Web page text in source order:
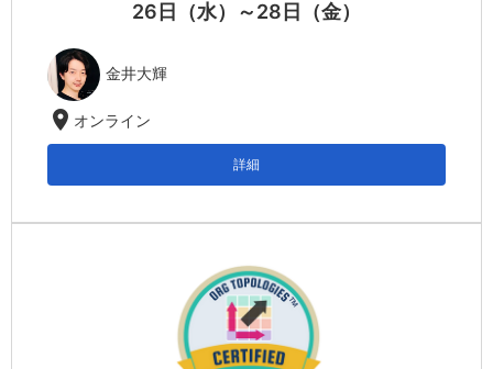
26日（水）～28日（金）
金井大輝
location_on オンライン
詳細